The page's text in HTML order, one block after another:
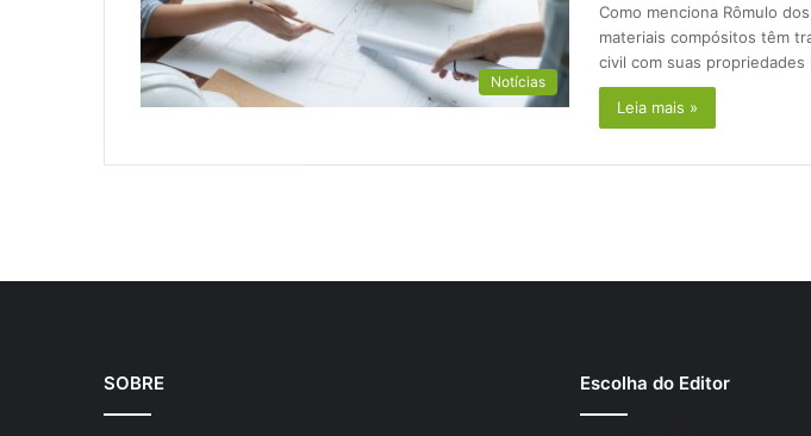
Notícias
Como menciona Rômulo
materiais compósitos têm
civil com suas
Leia mais »
SOBRE Escolha do Editor